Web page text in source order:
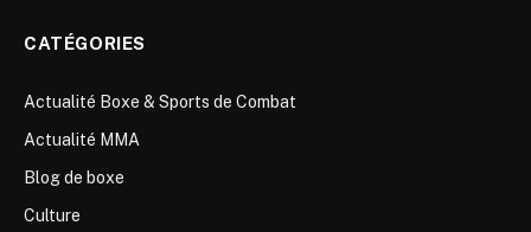
CATÉGORIES
Actualité Boxe & Sports de Combat
Actualité MMA
Blog de boxe
Culture